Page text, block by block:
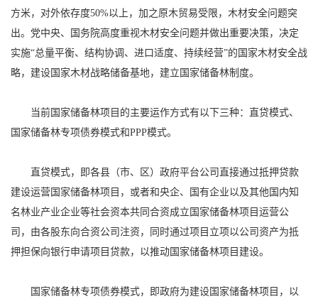
方米，对外依存度50%以上，加之原木贸易受限，木材安全问题突
出。党中央、国务院高度重视木材安全问题并做出重要决策，决定
实施“总量平衡、结构协调、进口适度、持续经营”的国家木材安全战
略，建设国家木材战略储备基地，建立国家储备林制度。
当前国家储备林项目的主要运作方式有以下三种：直贷模式、
国家储备林专项债券模式和PPP模式。
直贷模式，即各县（市、区）政府平台公司直接通过抵押贷款
建设运营国家储备林项目，或者和央企、国有企业以及其他国内知
名林业产业企业等社会资本共同合资成立国家储备林项目运营公
司，由各股东向合资公司注资，同时通过项目立项以公司资产为抵
押担保向银行申请项目贷款，以推动国家储备林项目建设。
国家储备林专项债券模式，即政府为建设国家储备林项目，以